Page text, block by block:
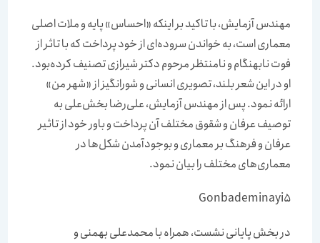
مهندس آزمایش، با تاکید بر اینکه «احساس» پایه و ملات اصلی
معماری است، به خواندن سروده‌ای از خود پرداخت که با تاثر از
فوت نابهنگام و نامنتظر مرحوم دکتر شیرازی تصنیف کرده‌بود.
او در این شعر بلند، تصویری انسانی و شورانگیز از «شهر من»
ارائه نمود. پس از مهندس آزمایش، علی‌رضا بخش‌علی به
توصیف عرفان و شقوق مختلف آن پرداخت و باور خود از تاثیر
عرفان و فرهنگ بر معماری و بوجودآمدن شکل‌ها در
معماری‌های مختلف را بیان نمود.
Gonbademinayi5
در بخش پایانی نشست، همراه با محمدعلی بهمنی و